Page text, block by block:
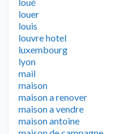
louer
louis
louvre hotel
luxembourg
lyon
mail
maison
maison a renover
maison a vendre
maison antoine